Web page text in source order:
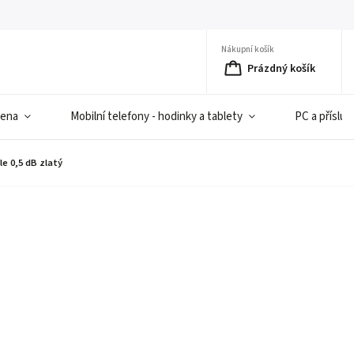
Nákupní košík
Prázdný košík
Mobilní telefony - hodinky a tablety PC a
0,5 dB zlatý